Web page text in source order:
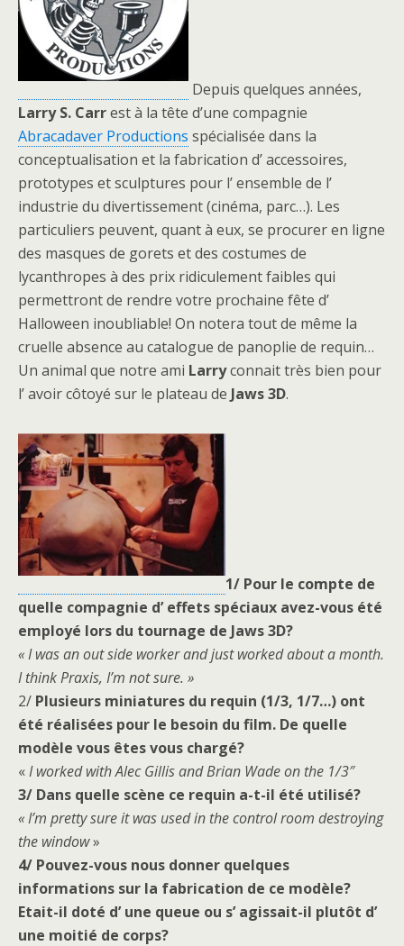
Depuis quelques années,
Larry S. Carrest à la tête d’une compagnie
Abracadaver Productions spécialisée dans la
conceptualisation et la fabrication d’ accessoires,
prototypes et sculptures pour l’ ensemble de l’
industrie du divertissement (cinéma, parc…). Les
particuliers peuvent, quant à eux, se procurer en ligne
des masques de gorets et des costumes de
lycanthropes à des prix ridiculement faibles qui
permettront de rendre votre prochaine fête d’
Halloween inoubliable! On notera tout de même la
cruelle absence au catalogue de panoplie de requin…
Un animal que notre ami Larryconnait très bien pour
l’ avoir côtoyé sur le plateau de Jaws 3D.
1/ Pour le compte de
quelle compagnie d’ effets spéciaux avez-vous été
employé lors du tournage de Jaws 3D?
« I was an out side worker and just worked about a month.
I think Praxis, I’m not sure. »
2/ Plusieurs miniatures du requin (1/3, 1/7…) ont
été réalisées pour le besoin du film. De quelle
modèle vous êtes vous chargé?
«I worked with Alec Gillis and Brian Wade on the 1/3″
3/ Dans quelle scène ce requin a-t-il été utilisé?
« I’m pretty sure it was used in the control room destroying
the window»
4/ Pouvez-vous nous donner quelques
informations sur la fabrication de ce modèle?
Etait-il doté d’ une queue ou s’ agissait-il plutôt d’
une moitié de corps?